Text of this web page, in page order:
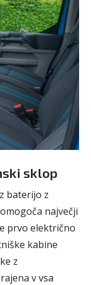
sklop
baterijo z
največji
prvo električno
kabine
z
v vsa